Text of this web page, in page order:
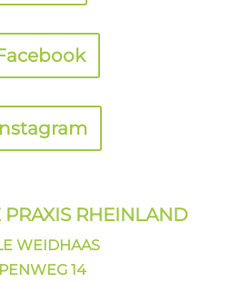
RHEINLAND
WEIDHAAS
14